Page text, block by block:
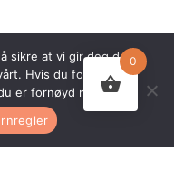
rettigheter forbeholdt.
0
sikre at vi gir deg den
Hvis du fortsetter å
er fornøyd med det.